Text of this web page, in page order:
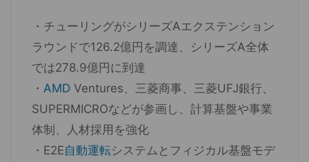
・チューリングがシリーズAエクステンション
ラウンドで126.2億円を調達、シリーズA全体
では278.9億円に到達
・ AMD Ventures、三菱商事、三菱UFJ銀行、
SUPERMICROなどが参画し、計算基盤や事業
体制、人材採用を強化
・E2E自動運転システムとフィジカル基盤モデ